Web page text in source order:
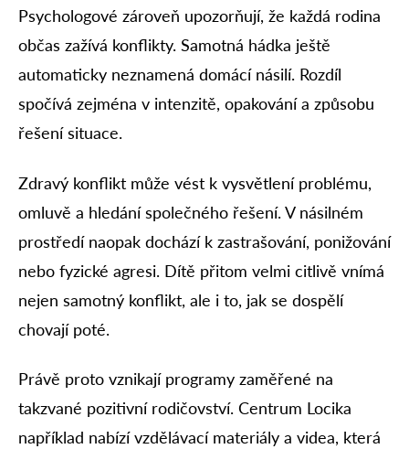
Psychologové zároveň upozorňují, že každá rodina
občas zažívá konflikty. Samotná hádka ještě
automaticky neznamená domácí násilí. Rozdíl
spočívá zejména v intenzitě, opakování a způsobu
řešení situace.
Zdravý konflikt může vést k vysvětlení problému,
omluvě a hledání společného řešení. V násilném
prostředí naopak dochází k zastrašování, ponižování
nebo fyzické agresi. Dítě přitom velmi citlivě vnímá
nejen samotný konflikt, ale i to, jak se dospělí
chovají poté.
Právě proto vznikají programy zaměřené na
takzvané pozitivní rodičovství. Centrum Locika
například nabízí vzdělávací materiály a videa, která